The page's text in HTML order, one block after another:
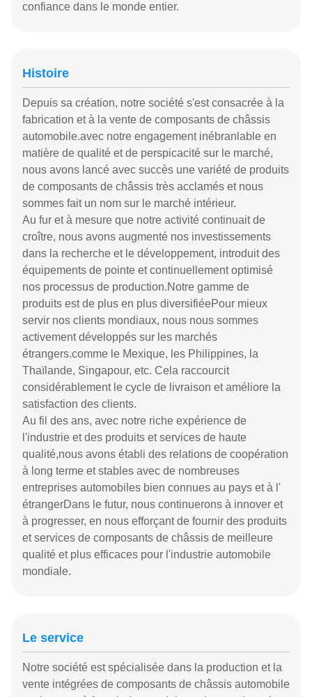
confiance dans le monde entier.
Histoire
Depuis sa création, notre société s'est consacrée à la
fabrication et à la vente de composants de châssis
automobile.avec notre engagement inébranlable en
matière de qualité et de perspicacité sur le marché,
nous avons lancé avec succès une variété de produits
de composants de châssis très acclamés et nous
sommes fait un nom sur le marché intérieur.
Au fur et à mesure que notre activité continuait de
croître, nous avons augmenté nos investissements
dans la recherche et le développement, introduit des
équipements de pointe et continuellement optimisé
nos processus de production.Notre gamme de
produits est de plus en plus diversifiéePour mieux
servir nos clients mondiaux, nous nous sommes
activement développés sur les marchés
étrangers.comme le Mexique, les Philippines, la
Thaïlande, Singapour, etc. Cela raccourcit
considérablement le cycle de livraison et améliore la
satisfaction des clients.
Au fil des ans, avec notre riche expérience de
l'industrie et des produits et services de haute
qualité,nous avons établi des relations de coopération
à long terme et stables avec de nombreuses
entreprises automobiles bien connues au pays et à l'
étrangerDans le futur, nous continuerons à innover et
à progresser, en nous efforçant de fournir des produits
et services de composants de châssis de meilleure
qualité et plus efficaces pour l'industrie automobile
mondiale.
Le service
Notre société est spécialisée dans la production et la
vente intégrées de composants de châssis automobile